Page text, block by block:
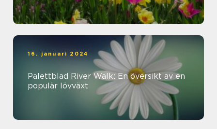
16. januari 2024
Palettblad River Walk: En översikt av en
populär lövväxt